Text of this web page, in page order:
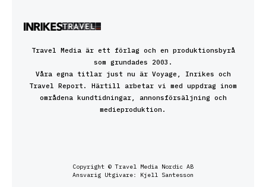
Travel Media är ett förlag och en produktionsbyrå
som grundades 2003.
Våra egna titlar just nu är Voyage, Inrikes och
Travel Report. Härtill arbetar vi med uppdrag inom
områdena kundtidningar, annonsförsäljning och
medieproduktion.
Copyright © Travel Media Nordic AB
Ansvarig Utgivare: Kjell Santesson